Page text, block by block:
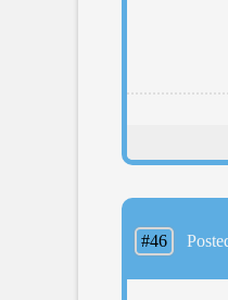
#46